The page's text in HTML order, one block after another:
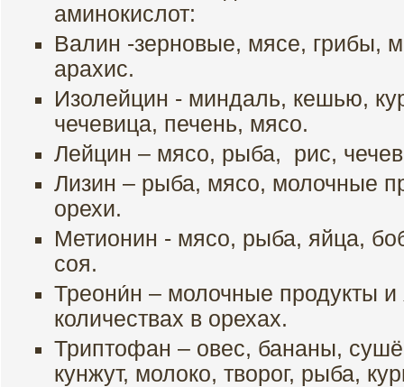
аминокислот:
Валин -зерновые, мясе, грибы,
арахис.
Изолейцин - миндаль, кешью,
чечевица, печень, мясо.
Лейцин – мясо, рыба, рис,
Лизин – рыба, мясо, молочные
орехи.
Метионин - мясо, рыба, яйца,
соя.
Треони́н – молочные продукты
количествах в орехах.
Триптофан – овес, бананы,
кунжут, молоко, творог, рыба,